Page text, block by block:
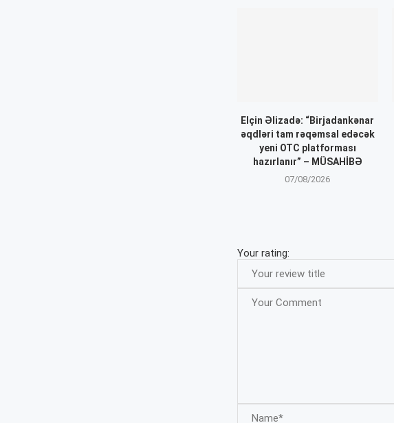
Elçin Əlizadə: “Birjadankənar
əqdləri tam rəqəmsal edəcək
yeni OTC platforması
hazırlanır” – MÜSAHİBƏ
07/08/2026
Your rating: